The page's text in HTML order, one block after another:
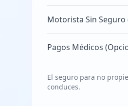
Motorista Sin Seguro
Pagos Médicos
El seguro para no
conduces.